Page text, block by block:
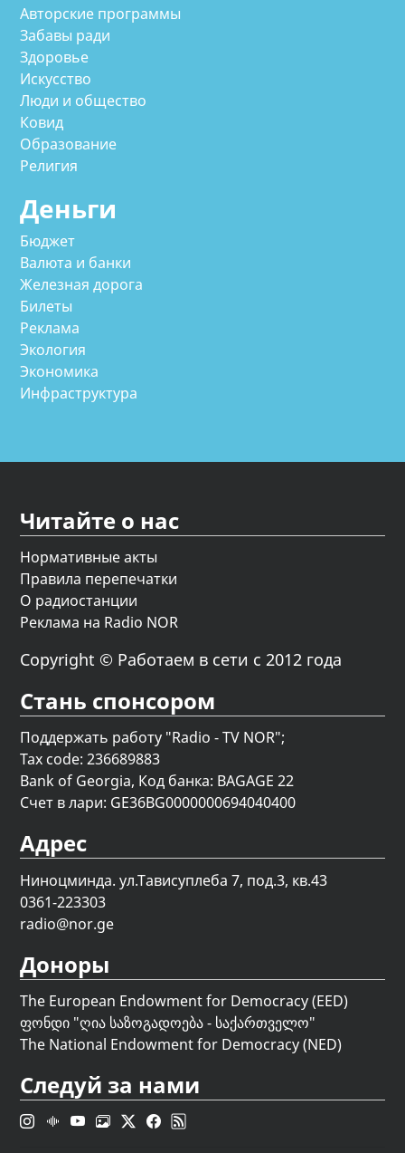
Авторские программы
Забавы ради
Здоровье
Искусство
Люди и общество
Ковид
Образование
Религия
Деньги
Бюджет
Валюта и банки
Железная дорога
Билеты
Реклама
Экология
Экономика
Инфраструктура
Читайте о нас
Нормативные акты
Правила перепечатки
О радиостанции
Реклама на Radio NOR
Copyright © Работаем в сети с 2012 года
Стань спонсором
Поддержать работу "Radio - TV NOR";
Tax code: 236689883
Bank of Georgia, Код банка: BAGAGE 22
Счет в лари: GE36BG0000000694040400
Адрес
Ниноцминда. ул.Тависуплеба 7, под.3, кв.43
0361-223303
radio@nor.ge
Доноры
The European Endowment for Democracy (EED)
ფონდი "ღია საზოგადოება - საქართველო"
The National Endowment for Democracy (NED)
Следуй за нами